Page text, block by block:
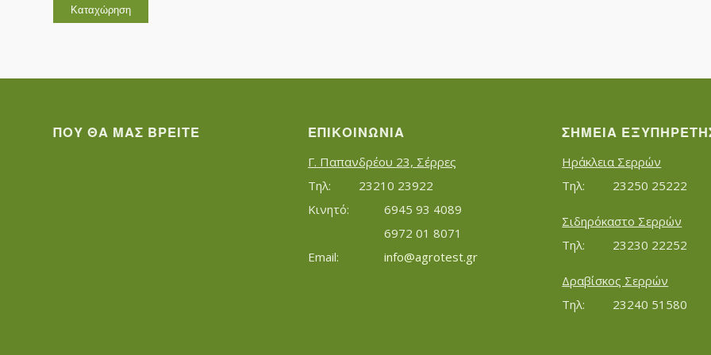
ΠΟΥ ΘΑ ΜΑΣ ΒΡΕΊΤΕ ΕΠΙΚΟΙΝΩΝΊΑ
Γ. Παπανδρέου 23, Σέρρες
Τηλ:		23210 23922
Κινητό:		6945 93 4089
			6972 01 8071
info@agrotest.gr
ΣΗΜΕΊΑ
Ηράκλεια Σερρών
Τηλ:		23250 25222
Σιδηρόκαστο Σερρών
Τηλ:		23230 22252
Δραβίσκος Σερρών
Τηλ:		23240 51580